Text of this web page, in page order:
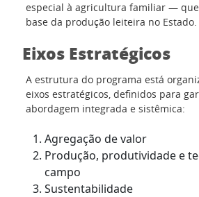
especial à agricultura familiar —
base da produção leiteira no Estado.
Eixos Estratégicos
A estrutura do programa está
eixos estratégicos, definidos para
abordagem integrada e sistêmica:
Agregação de valor
Produção, produtividade e
campo
Sustentabilidade